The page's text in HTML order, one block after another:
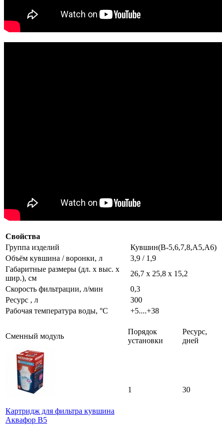
Свойства
Группа изделий
Кувшин(В-5,6,7,8,А5,А6)
Объём кувшина / воронки, л
3,9 / 1,9
Габаритные размеры (дл. х выс. х
шир.), см
26,7 x 25,8 x 15,2
Скорость фильтрации, л/мин
0,3
Ресурс , л
300
Рабочая температура воды, °C
+5....+38
Сменный модуль
Порядок
установки
Ресурс,
дней
Картридж для фильтра кувшина
Аквафор В5
1 30